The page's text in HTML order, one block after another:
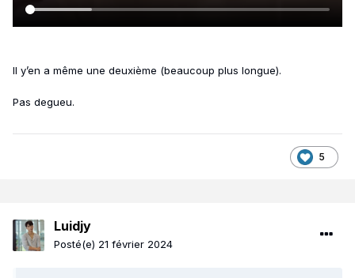
Il y’en a même une deuxième (beaucoup plus longue).
Pas degueu.
5
Luidjy
Posté(e) 21 février 2024